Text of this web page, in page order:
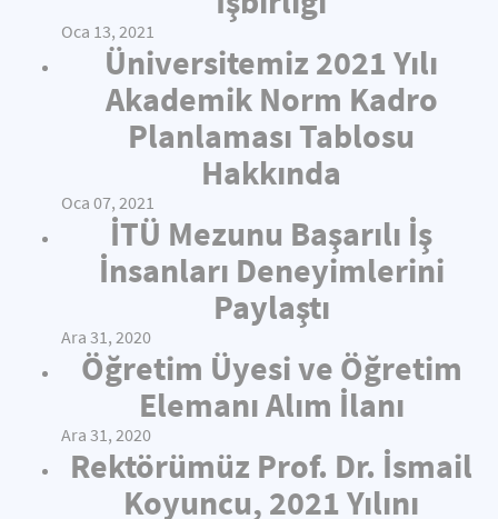
Oca 13, 2021
Üniversitemiz 2021 Yılı
Akademik Norm Kadro
Planlaması Tablosu
Hakkında
Oca 07, 2021
İTÜ Mezunu Başarılı İş
İnsanları Deneyimlerini
Paylaştı
Ara 31, 2020
Öğretim Üyesi ve Öğretim
Elemanı Alım İlanı
Ara 31, 2020
Rektörümüz Prof. Dr. İsmail
Koyuncu, 2021 Yılını